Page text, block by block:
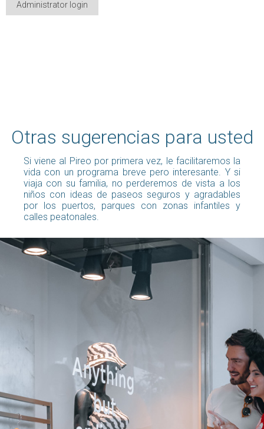
Otras sugerencias para usted
Si viene al Pireo por primera vez, le facilitaremos la
vida con un programa breve pero interesante. Y si
viaja con su familia, no perderemos de vista a los
niños con ideas de paseos seguros y agradables
por los puertos, parques con zonas infantiles y
calles peatonales.